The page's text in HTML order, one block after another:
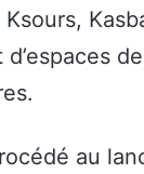
au